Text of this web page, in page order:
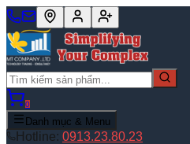
0
Danh mục & Menu
Hotline: 0913.23.80.23